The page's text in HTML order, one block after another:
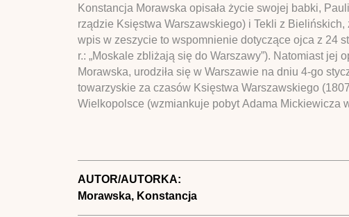
Konstancja Morawska opisała życie swojej babki,
rządzie Księstwa Warszawskiego) i Tekli z
wpis w zeszycie to wspomnienie dotyczące ojca z 24
r.: „Moskale zbliżają się do Warszawy”). Natomiast
Morawska, urodziła się w Warszawie na dniu 4-go
towarzyskie za czasów Księstwa Warszawskiego
Wielkopolsce (wzmiankuje pobyt Adama Mickiewicza
AUTOR/AUTORKA:
Morawska, Konstancja